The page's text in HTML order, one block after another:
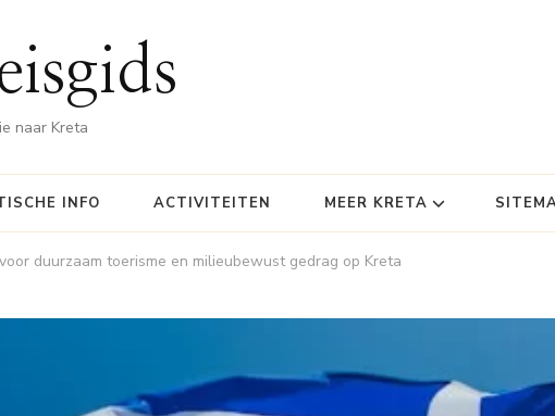
naar Kreta
INFO ACTIVITEITEN MEER KRETA
duurzaam toerisme en milieubewust gedrag op Kreta